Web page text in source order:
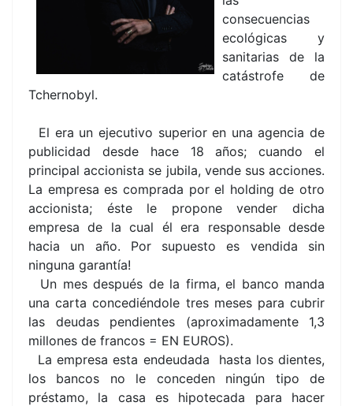
consecuencias
ecológicas y
sanitarias de la
catástrofe de
Tchernobyl.
El era un ejecutivo superior en una agencia de
publicidad desde hace 18 años; cuando el
principal accionista se jubila, vende sus acciones.
La empresa es comprada por el holding de otro
accionista; éste le propone vender dicha
empresa de la cual él era responsable desde
hacia un año. Por supuesto es vendida sin
ninguna garantía!
Un mes después de la firma, el banco manda
una carta concediéndole tres meses para cubrir
las deudas pendientes (aproximadamente 1,3
millones de francos = EN EUROS).
La empresa esta endeudada hasta los dientes,
los bancos no le conceden ningún tipo de
préstamo, la casa es hipotecada para hacer